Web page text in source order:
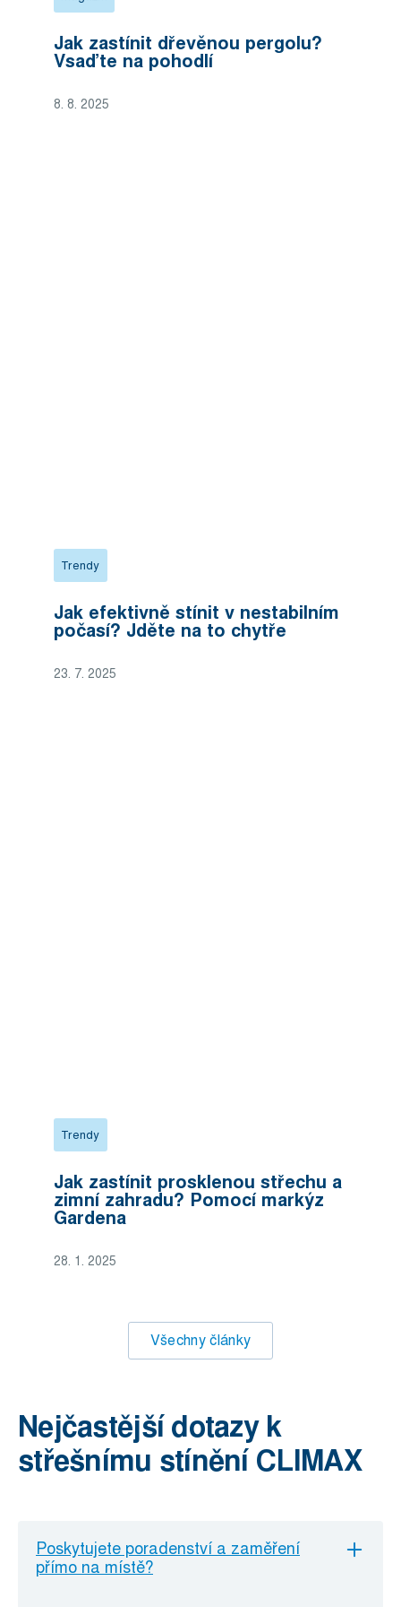
Jak zastínit dřevěnou pergolu?
Vsaďte na pohodlí
8. 8. 2025
Trendy
Jak efektivně stínit v nestabilním
počasí? Jděte na to chytře
23. 7. 2025
Trendy
Jak zastínit prosklenou střechu a
zimní zahradu? Pomocí markýz
Gardena
28. 1. 2025
Všechny články
Nejčastější dotazy k
střešnímu stínění CLIMAX
Poskytujete poradenství a zaměření
přímo na místě?